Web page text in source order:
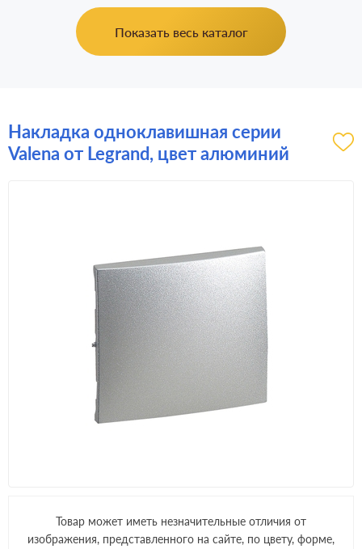
Показать весь каталог
Накладка одноклавишная серии
Valena от Legrand, цвет алюминий
Товар может иметь незначительные отличия от
изображения, представленного на сайте, по цвету, форме,